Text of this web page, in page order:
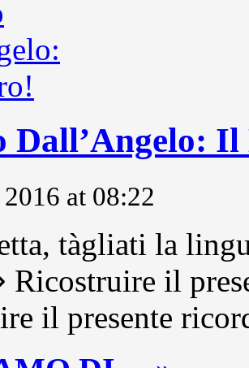
Dall’Angelo:
at 08:22
tàgliati la
il
il presente